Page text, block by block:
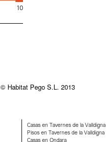
10
© Habitat Pego S.L. 2013
Casas en Tavernes de la Valldigna
Pisos en Tavernes de la Valldigna